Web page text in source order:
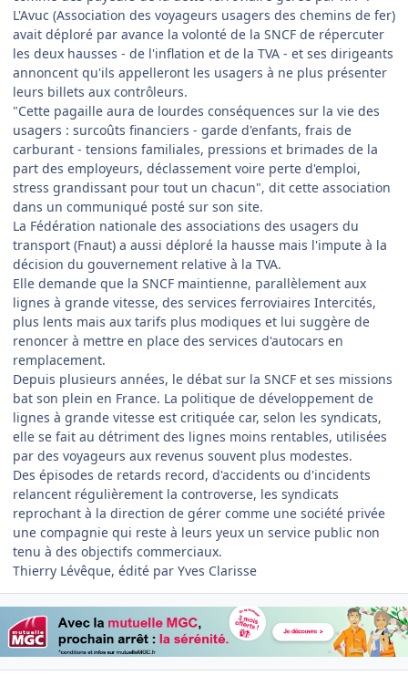
L'Avuc (Association des voyageurs usagers des chemins de fer)
avait déploré par avance la volonté de la SNCF de répercuter
les deux hausses - de l'inflation et de la TVA - et ses dirigeants
annoncent qu'ils appelleront les usagers à ne plus présenter
leurs billets aux contrôleurs.
"Cette pagaille aura de lourdes conséquences sur la vie des
usagers : surcoûts financiers - garde d'enfants, frais de
carburant - tensions familiales, pressions et brimades de la
part des employeurs, déclassement voire perte d'emploi,
stress grandissant pour tout un chacun", dit cette association
dans un communiqué posté sur son site.
La Fédération nationale des associations des usagers du
transport (Fnaut) a aussi déploré la hausse mais l'impute à la
décision du gouvernement relative à la TVA.
Elle demande que la SNCF maintienne, parallèlement aux
lignes à grande vitesse, des services ferroviaires Intercités,
plus lents mais aux tarifs plus modiques et lui suggère de
renoncer à mettre en place des services d'autocars en
remplacement.
Depuis plusieurs années, le débat sur la SNCF et ses missions
bat son plein en France. La politique de développement de
lignes à grande vitesse est critiquée car, selon les syndicats,
elle se fait au détriment des lignes moins rentables, utilisées
par des voyageurs aux revenus souvent plus modestes.
Des épisodes de retards record, d'accidents ou d'incidents
relancent régulièrement la controverse, les syndicats
reprochant à la direction de gérer comme une société privée
une compagnie qui reste à leurs yeux un service public non
tenu à des objectifs commerciaux.
Thierry Lévêque, édité par Yves Clarisse